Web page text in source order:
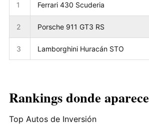
1 Ferrari 430 Scuderia
2 Porsche 911 GT3 RS
3 Lamborghini Huracán STO
Rankings donde aparece
Top Autos de Inversión